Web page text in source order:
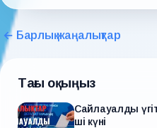
← Барлық жаңалықтар
Тағы оқыңыз
Сайлауалды
ші күні